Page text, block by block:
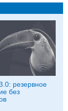
резервное
без